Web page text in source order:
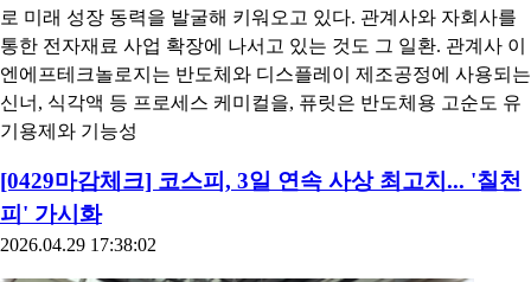
로 미래 성장 동력을 발굴해 키워오고 있다. 관계사와 자회사를
통한 전자재료 사업 확장에 나서고 있는 것도 그 일환. 관계사 이
엔에프테크놀로지는 반도체와 디스플레이 제조공정에 사용되는
신너, 식각액 등 프로세스 케미컬을, 퓨릿은 반도체용 고순도 유
기용제와 기능성
[0429마감체크] 코스피, 3일 연속 사상 최고치... '칠천
피' 가시화
2026.04.29 17:38:02